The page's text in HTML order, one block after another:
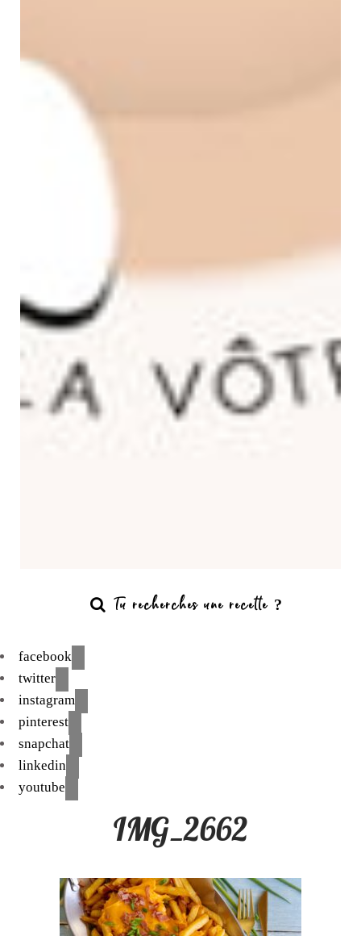
facebook
twitter
instagram
pinterest
snapchat
linkedin
youtube
IMG_2662